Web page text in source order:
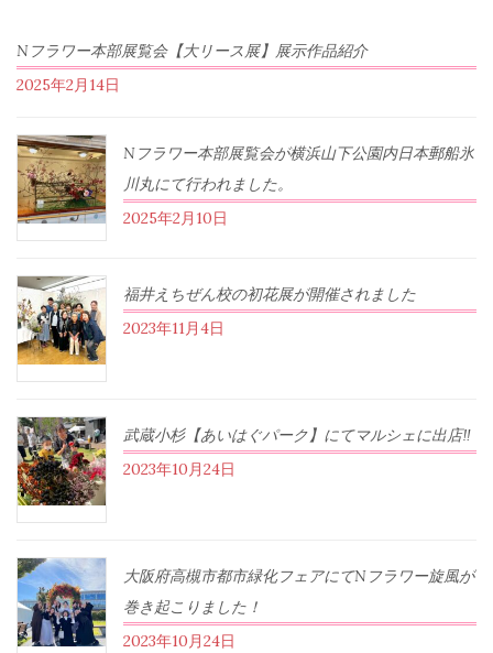
Nフラワー本部展覧会【大リース展】展示作品紹介
2025年2月14日
Nフラワー本部展覧会が横浜山下公園内日本郵船氷
川丸にて行われました。
2025年2月10日
福井えちぜん校の初花展が開催されました
2023年11月4日
武蔵小杉【あいはぐパーク】にてマルシェに出店‼︎
2023年10月24日
大阪府高槻市都市緑化フェアにてNフラワー旋風が
巻き起こりました！
2023年10月24日